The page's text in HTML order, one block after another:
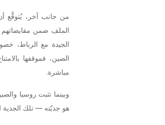
من جانب آخر، يُتوقَّع
الملف ضمن مقايضاتهم
الجيدة مع الرباط،
الصين، فموقفها
مباشرة.
وبينما تثبت روسيا
هو جديّته — تلك الجدية